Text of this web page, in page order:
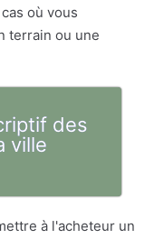
où vous
terrain ou une
des
ville
à l'acheteur un